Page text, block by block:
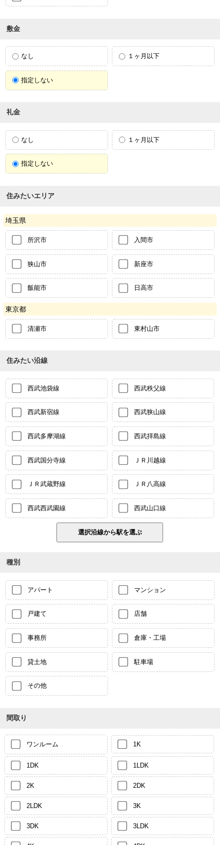
敷金
なし １ヶ月以下
指定しない
礼金
なし １ヶ月以下
指定しない
住みたいエリア
埼玉県
所沢市 入間市
狭山市 新座市
飯能市 日高市
東京都
清瀬市 東村山市
住みたい沿線
西武池袋線 西武秩父線
西武新宿線 西武狭山線
西武多摩湖線 西武拝島線
西武国分寺線 ＪＲ川越線
ＪＲ武蔵野線 ＪＲ八高線
西武西武園線 西武山口線
種別
アパート マンション
戸建て 店舗
事務所 倉庫・工場
貸土地 駐車場
その他
間取り
ワンルーム 1K
1DK 1LDK
2K 2DK
2LDK 3K
3DK 3LDK